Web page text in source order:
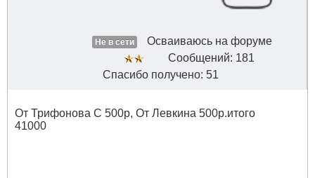
Не в сети
Осваиваюсь на форуме
Сообщений: 181
Спасибо получено: 51
От Трифонова С 500р, От Левкина 500р.итого
41000